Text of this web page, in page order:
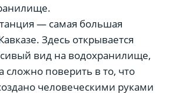
— самая большая
Здесь открывается
вид на водохранилище,
сложно поверить в то, что
человеческими руками